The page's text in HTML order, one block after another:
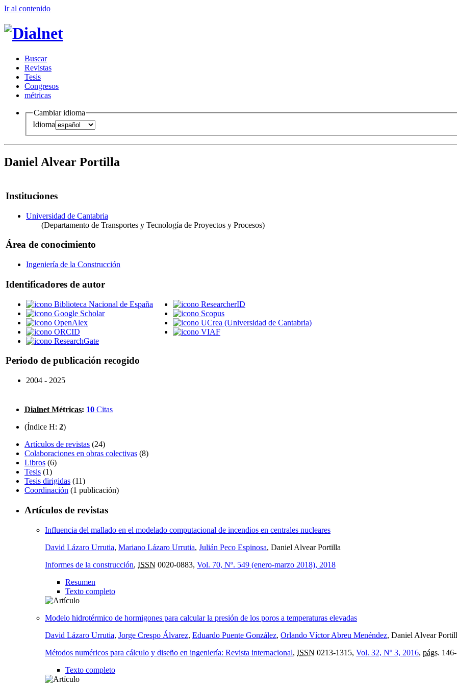
Ir al contenido
Buscar
Revistas
Tesis
Congresos
métricas
Cambiar idioma
Idioma
Daniel Alvear Portilla
Instituciones
Universidad de Cantabria
(Departamento de Transportes y Tecnología de Proyectos y Procesos)
Área de conocimiento
Ingeniería de la Construcción
Identificadores de autor
Biblioteca Nacional de España
Google Scholar
OpenAlex
ORCID
ResearchGate
ResearcherID
Scopus
UCrea (Universidad de Cantabria)
VIAF
Periodo de publicación recogido
2004 - 2025
Dialnet Métricas: 10 Citas
(Índice H: 2)
Artículos de revistas (24)
Colaboraciones en obras colectivas (8)
Libros (6)
Tesis (1)
Tesis dirigidas (11)
Coordinación (1 publicación)
Artículos de revistas
Influencia del mallado en el modelado computacional de incendios en centrales nucleares
David Lázaro Urrutia, Mariano Lázaro Urrutia, Julián Peco Espinosa, Daniel Alvear Portilla
Informes de la construcción, ISSN 0020-0883, Vol. 70, Nº. 549 (enero-marzo 2018), 2018
Resumen
Texto completo
Modelo hidrotérmico de hormigones para calcular la presión de los poros a temperaturas elevadas
David Lázaro Urrutia, Jorge Crespo Álvarez, Eduardo Puente González, Orlando Víctor Abreu Menéndez, Daniel Alvear
Métodos numéricos para cálculo y diseño en ingeniería: Revista internacional, ISSN 0213-1315, Vol. 32, Nº 3, 2016, págs.
Texto completo